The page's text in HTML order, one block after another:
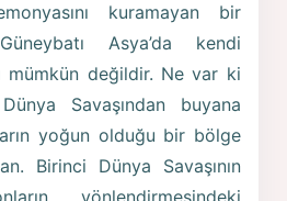
kuramayan bir
Asya’da kendi
mümkün değildir. Ne var ki
Savaşından buyana
yoğun olduğu bir bölge
Birinci Dünya Savaşının